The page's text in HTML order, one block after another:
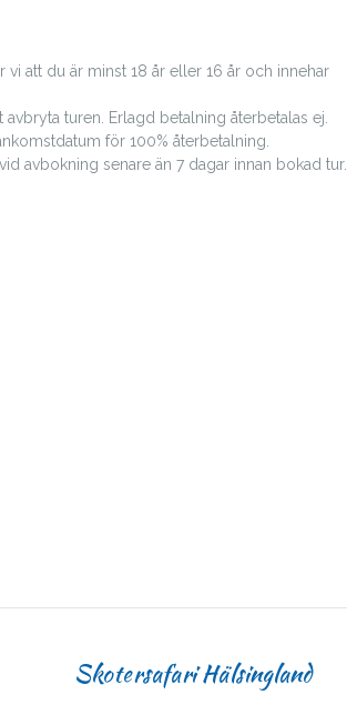
att du är minst 18 år eller 16 år och innehar
turen. Erlagd betalning återbetalas ej.
för 100% återbetalning.
avbokning senare än 7 dagar innan bokad tur.
Skotersafari Hälsingland